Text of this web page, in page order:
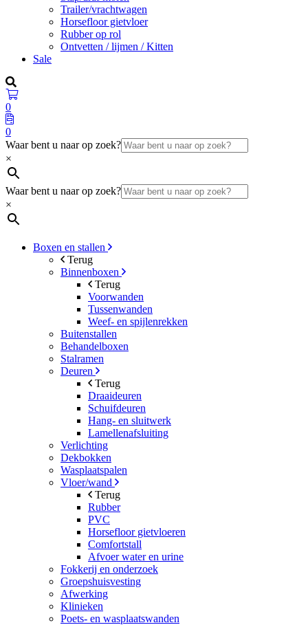
Trailer/vrachtwagen
Horsefloor gietvloer
Rubber op rol
Ontvetten / lijmen / Kitten
Sale
0
0
Waar bent u naar op zoek?
×
Waar bent u naar op zoek?
×
Boxen en stallen
Terug
Binnenboxen
Terug
Voorwanden
Tussenwanden
Weef- en spijlenrekken
Buitenstallen
Behandelboxen
Stalramen
Deuren
Terug
Draaideuren
Schuifdeuren
Hang- en sluitwerk
Lamellenafsluiting
Verlichting
Dekbokken
Wasplaatspalen
Vloer/wand
Terug
Rubber
PVC
Horsefloor gietvloeren
Comfortstall
Afvoer water en urine
Fokkerij en onderzoek
Groepshuisvesting
Afwerking
Klinieken
Poets- en wasplaatswanden